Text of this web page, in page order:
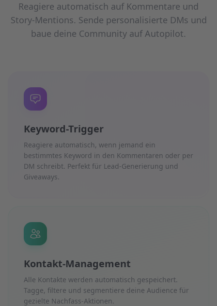
Reagiere automatisch auf Kommentare und
Story-Mentions. Sende personalisierte DMs und
baue deine Community auf Autopilot.
Keyword-Trigger
Reagiere automatisch, wenn jemand ein
bestimmtes Keyword in den Kommentaren oder per
DM schreibt. Perfekt für Lead-Generierung und
Giveaways.
Kontakt-Management
Alle Kontakte werden automatisch gespeichert.
Tagge, filtere und segmentiere deine Audience für
gezielte Nachfass-Aktionen.